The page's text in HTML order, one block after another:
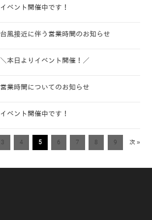
イベント開催中です！
台風接近に伴う営業時間のお知らせ
＼本日よりイベント開催！／
営業時間についてのお知らせ
イベント開催中です！
3 4 5 6 7 8 9 次 »